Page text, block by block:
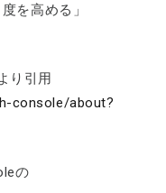
を高める」
り引用
console/about?
の